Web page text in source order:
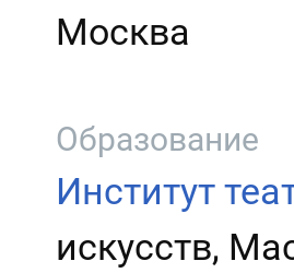
Москва
Образование
Институт
искусств,